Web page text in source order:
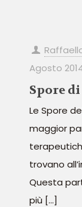
Agosto
Spore
Le Spore
maggior
trovano
Questa
più […]